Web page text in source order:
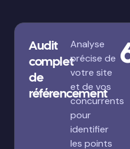
Audit
complet
de
référencement
Analyse
précise de
votre site
et de vos
concurrents
pour
identifier
les points